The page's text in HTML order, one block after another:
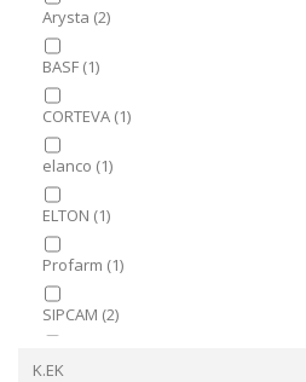
Arysta (2)
BASF (1)
CORTEVA (1)
elanco (1)
ELTON (1)
Profarm (1)
SIPCAM (2)
VIORYL
Κ.ΕΚ